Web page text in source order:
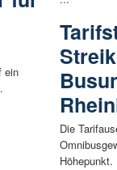
ein
Die